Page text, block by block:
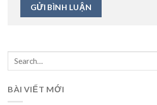
BÀI VIẾT MỚI